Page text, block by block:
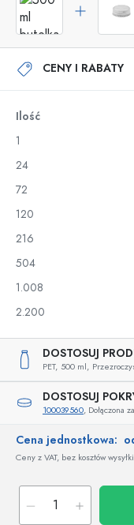
CENY I RABATY
Ilość
1
24
72
120
216
504
1.008
2.200
DOSTOSUJ
PET, 500 ml,
DOSTOSUJ
100039560, Dołączona
Cena jednostkowa:
Ceny z VAT, bez kosztów wysyłki